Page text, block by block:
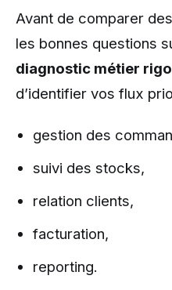
Avant de comparer
les bonnes questions
diagnostic métier
d’identifier vos flux
gestion des
suivi des stocks,
relation clients,
facturation,
reporting.